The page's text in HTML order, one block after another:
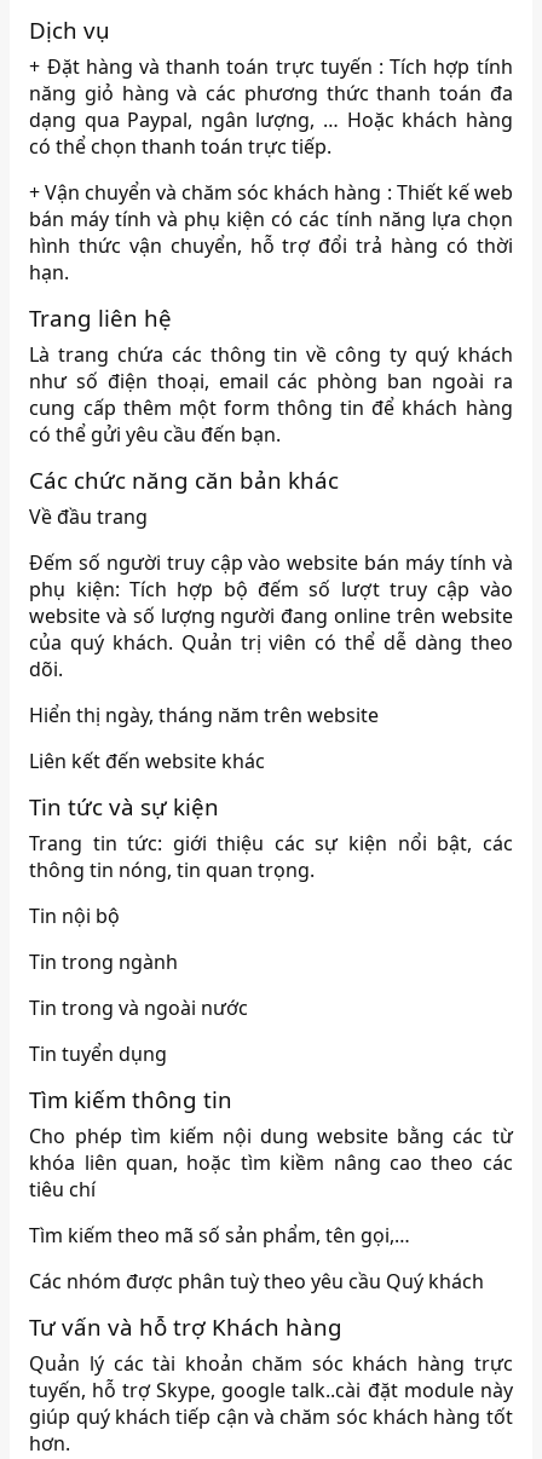
Dịch vụ
+ Đặt hàng và thanh toán trực tuyến : Tích hợp tính
năng giỏ hàng và các phương thức thanh toán đa
dạng qua Paypal, ngân lượng, … Hoặc khách hàng
có thể chọn thanh toán trực tiếp.
+ Vận chuyển và chăm sóc khách hàng : Thiết kế web
bán máy tính và phụ kiện có các tính năng lựa chọn
hình thức vận chuyển, hỗ trợ đổi trả hàng có thời
hạn.
Trang liên hệ
Là trang chứa các thông tin về công ty quý khách
như số điện thoại, email các phòng ban ngoài ra
cung cấp thêm một form thông tin để khách hàng
có thể gửi yêu cầu đến bạn.
Các chức năng căn bản khác
Về đầu trang
Đếm số người truy cập vào website bán máy tính và
phụ kiện: Tích hợp bộ đếm số lượt truy cập vào
website và số lượng người đang online trên website
của quý khách. Quản trị viên có thể dễ dàng theo
dõi.
Hiển thị ngày, tháng năm trên website
Liên kết đến website khác
Tin tức và sự kiện
Trang tin tức: giới thiệu các sự kiện nổi bật, các
thông tin nóng, tin quan trọng.
Tin nội bộ
Tin trong ngành
Tin trong và ngoài nước
Tin tuyển dụng
Tìm kiếm thông tin
Cho phép tìm kiếm nội dung website bằng các từ
khóa liên quan, hoặc tìm kiềm nâng cao theo các
tiêu chí
Tìm kiếm theo mã số sản phẩm, tên gọi,…
Các nhóm được phân tuỳ theo yêu cầu Quý khách
Tư vấn và hỗ trợ Khách hàng
Quản lý các tài khoản chăm sóc khách hàng trực
tuyến, hỗ trợ Skype, google talk..cài đặt module này
giúp quý khách tiếp cận và chăm sóc khách hàng tốt
hơn.